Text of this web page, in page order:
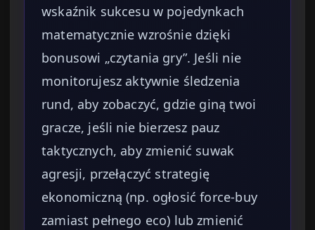
wskaźnik sukcesu w pojedynkach
matematycznie wzrośnie dzięki
bonusowi „czytania gry”. Jeśli nie
monitorujesz aktywnie śledzenia
rund, aby zobaczyć, gdzie giną twoi
gracze, jeśli nie bierzesz pauz
taktycznych, aby zmienić suwak
agresji, przełączyć strategię
ekonomiczną (np. ogłosić force-buy
zamiast pełnego eco) lub zmienić